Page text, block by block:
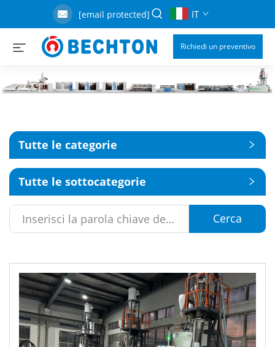
[email protected] IT
Richiedi un preventivo
Tutte le categorie
Tutte le sottocategorie
Cerca